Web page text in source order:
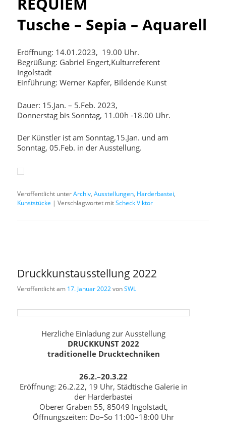
Tusche – Sepia – Aquarell
Eröffnung: 14.01.2023, 19.00 Uhr.
Begrüßung: Gabriel Engert,Kulturreferent
Ingolstadt
Einführung: Werner Kapfer, Bildende Kunst
Dauer: 15.Jan. – 5.Feb. 2023,
Donnerstag bis Sonntag, 11.00h -18.00 Uhr.
Der Künstler ist am Sonntag,15.Jan. und am
Sonntag, 05.Feb. in der Ausstellung.
Veröffentlicht unterArchiv,Ausstellungen, Harderbastei,
Kunststücke |Verschlagwortet mitScheck Viktor
Druckkunstausstellung 2022
Veröffentlicht am 17. Januar 2022vonSWL
Herzliche Einladung zur Ausstellung
DRUCKKUNST 2022
traditionelle Drucktechniken
26.2.–20.3.22
Eröffnung: 26.2.22, 19 Uhr, Städtische Galerie in
der Harderbastei
Oberer Graben 55, 85049 Ingolstadt,
Öffnungszeiten: Do–So 11:00–18:00 Uhr